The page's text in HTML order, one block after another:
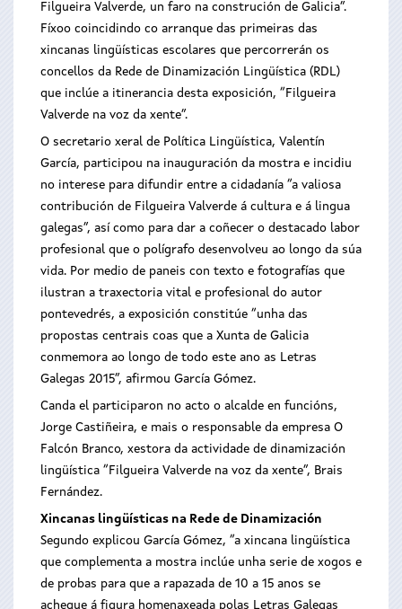
Filgueira Valverde, un faro na construción de Galicia”.
Fíxoo coincidindo co arranque das primeiras das
xincanas lingüísticas escolares que percorrerán os
concellos da Rede de Dinamización Lingüística (RDL)
que inclúe a itinerancia desta exposición, “Filgueira
Valverde na voz da xente”.
O secretario xeral de Política Lingüística, Valentín
García, participou na inauguración da mostra e incidiu
no interese para difundir entre a cidadanía “a valiosa
contribución de Filgueira Valverde á cultura e á lingua
galegas”, así como para dar a coñecer o destacado labor
profesional que o polígrafo desenvolveu ao longo da súa
vida. Por medio de paneis con texto e fotografías que
ilustran a traxectoria vital e profesional do autor
pontevedrés, a exposición constitúe “unha das
propostas centrais coas que a Xunta de Galicia
conmemora ao longo de todo este ano as Letras
Galegas 2015”, afirmou García Gómez.
Canda el participaron no acto o alcalde en funcións,
Jorge Castiñeira, e mais o responsable da empresa O
Falcón Branco, xestora da actividade de dinamización
lingüística “Filgueira Valverde na voz da xente”, Brais
Fernández.
Xincanas lingüísticas na Rede de Dinamización
Segundo explicou García Gómez, “a xincana lingüística
que complementa a mostra inclúe unha serie de xogos e
de probas para que a rapazada de 10 a 15 anos se
achegue á figura homenaxeada polas Letras Galegas